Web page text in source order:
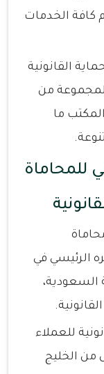
الخدمات
القانونية
لمجموعة من
ما
للمحاماة
الرئيسي في
السعودية،
للعملاء
من الخليج